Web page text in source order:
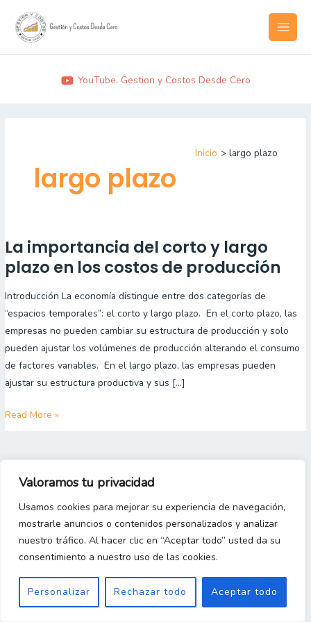
Valoramos tu privacidad
Usamos cookies para mejorar su experiencia de navegación,
mostrarle anuncios o contenidos personalizados y analizar
nuestro tráfico. Al hacer clic en “Aceptar todo” usted da su
consentimiento a nuestro uso de las cookies.
Personalizar Rechazar todo Aceptar todo
contenido
YouTube. Gestion y Costos Desde Cero
Inicio largo plazo
largo plazo
La importancia del corto y largo
plazo en los costos de producción
Introducción La economía distingue entre dos categorías de
“espacios temporales”: el corto y largo plazo. En el corto plazo, las
empresas no pueden cambiar su estructura de producción y solo
pueden ajustar los volúmenes de producción alterando el consumo
de factores variables. En el largo plazo, las empresas pueden
ajustar su estructura productiva y sus […]
La
importancia
del
corto
y
largo
plazo
en
los
de
Read More »